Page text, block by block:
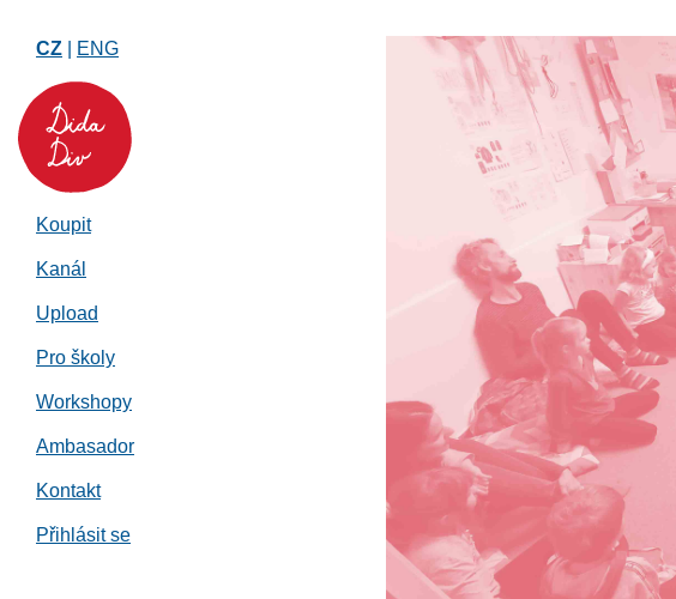
CZ ENG
Koupit
Kanál
Upload
Pro školy
Workshopy
Ambasador
Kontakt
Přihlásit se